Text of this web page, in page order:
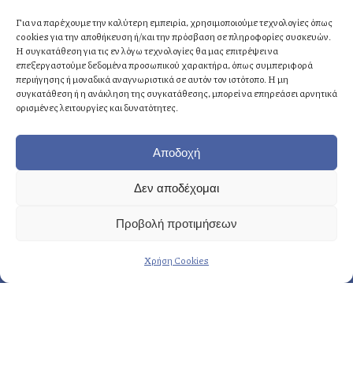
Για να παρέχουμε την καλύτερη εμπειρία, χρησιμοποιούμε τεχνολογίες όπως
cookies για την αποθήκευση ή/και την πρόσβαση σε πληροφορίες συσκευών.
Η συγκατάθεση για τις εν λόγω τεχνολογίες θα μας επιτρέψει να
επεξεργαστούμε δεδομένα προσωπικού χαρακτήρα, όπως συμπεριφορά
περιήγησης ή μοναδικά αναγνωριστικά σε αυτόν τον ιστότοπο. Η μη
συγκατάθεση ή η ανάκληση της συγκατάθεσης, μπορεί να επηρεάσει αρνητικά
ορισμένες λειτουργίες και δυνατότητες.
Αποδοχή
Δεν αποδέχομαι
Προβολή προτιμήσεων
Χρήση Cookies
Αττική, Ελλάδα
Αθήνα: +30 210 8814876
Κρήτη: +30 2810 258703
: info@fasoulides.gr
→ Προετοιμασία & οργάνωση